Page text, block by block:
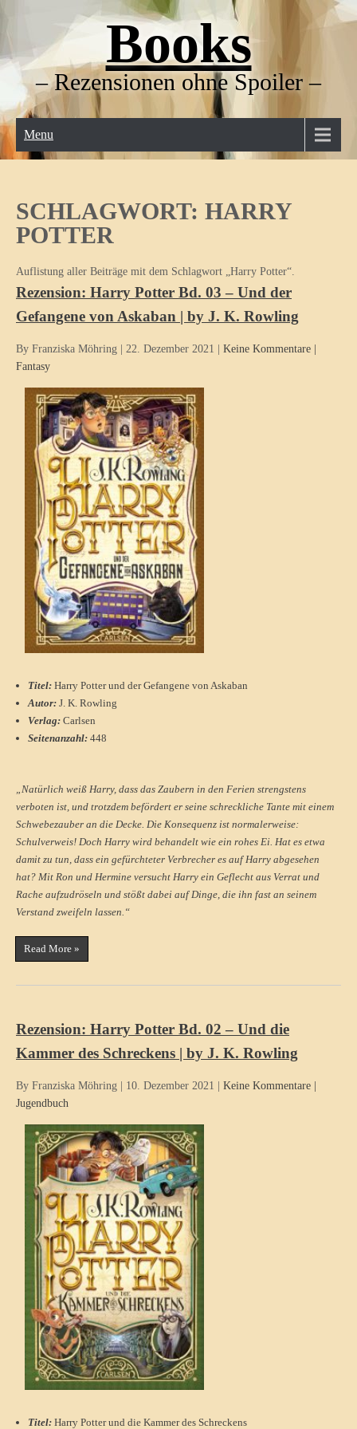
Books
– Rezensionen ohne Spoiler –
Menu
SCHLAGWORT: HARRY
POTTER
Auflistung aller Beiträge mit dem Schlagwort „Harry Potter“.
Rezension: Harry Potter Bd. 03 – Und der
Gefangene von Askaban | by J. K. Rowling
By Franziska Möhring 22. Dezember 2021 Keine Kommentare
Fantasy
Titel: Harry Potter und der Gefangene von Askaban
Autor: J. K. Rowling
Verlag: Carlsen
Seitenanzahl: 448
„Natürlich weiß Harry, dass das Zaubern in den Ferien strengstens
verboten ist, und trotzdem befördert er seine schreckliche Tante mit einem
Schwebezauber an die Decke. Die Konsequenz ist normalerweise:
Schulverweis! Doch Harry wird behandelt wie ein rohes Ei. Hat es etwa
damit zu tun, dass ein gefürchteter Verbrecher es auf Harry abgesehen
hat? Mit Ron und Hermine versucht Harry ein Geflecht aus Verrat und
Rache aufzudröseln und stößt dabei auf Dinge, die ihn fast an seinem
Verstand zweifeln lassen.“
Read More »
Rezension: Harry Potter Bd. 02 – Und die
Kammer des Schreckens | by J. K. Rowling
By Franziska Möhring 10. Dezember 2021 Keine Kommentare
Jugendbuch
Titel: Harry Potter und die Kammer des Schreckens